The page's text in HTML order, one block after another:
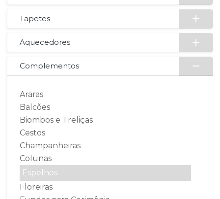
Tapetes
Aquecedores
Complementos
Araras
Balcões
Biombos e Treliças
Cestos
Champanheiras
Colunas
Espelhos
Floreiras